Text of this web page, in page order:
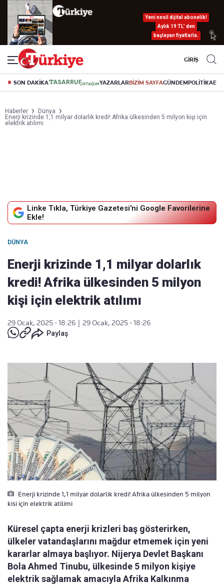
Yeni nesil dijital abonelik!
Aylık 19 TL’ den
başlayan fiyatlarla.
GİRİŞ
SON DAKİKA YAZARLARBİZİM SAYFAGÜNDEMPOLİTİKA
Haberler
Dünya
Enerji krizinde 1,1 milyar dolarlık kredi! Afrika ülkesinden 5 milyon kişi için
elektrik atılımı
Linke Tıkla, Türkiye Gazetesi'ni Google Favorilerine
Ekle!
DÜNYA
Enerji krizinde 1,1 milyar dolarlık
kredi! Afrika ülkesinden 5 milyon
kişi için elektrik atılımı
29 Ocak, 2025 - 18:26
29 Ocak, 2025 - 18:26
Paylaş
Enerji krizinde 1,1 milyar dolarlik kredi! Afrika ülkesinden 5 milyon
kisi için elektrik atilimi
Küresel çapta enerji krizleri baş gösterirken,
ülkeler vatandaşlarını mağdur etmemek için yeni
kararlar almaya başlıyor. Nijerya Devlet Başkanı
Bola Ahmed Tinubu, ülkesinde 5 milyon kişiye
elektrik sağlamak amacıyla Afrika Kalkınma